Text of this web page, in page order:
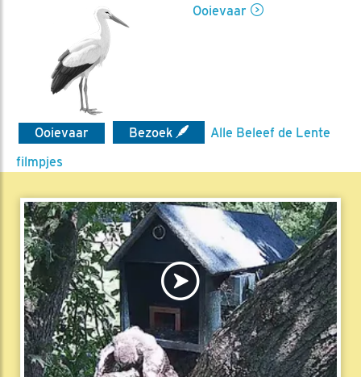
Ooievaar
Ooievaar Bezoek
Alle Beleef de Lente
filmpjes